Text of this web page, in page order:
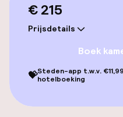
Parasols
Solarium
Stoombad
Turks stoombad
€ 215
Prijsdetails
Boek
💝Steden-app t.w.v.
hotelboeking